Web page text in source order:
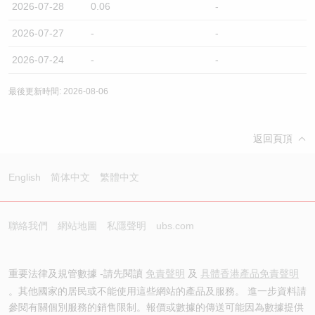
2026-07-28 0.06 -
2026-07-27 - -
2026-07-24 - -
最後更新時間: 2026-08-06
返回頁頂
English 简体中文 繁體中文
聯絡我們 網站地圖 私隱聲明 ubs.com
重要法律及規管數據 -請先閱讀 免責聲明 及 具體香港產品免責聲明
。其他國家的居民或不能使用這些網站的產品及服務。 進一步資料請
參閱有關個別服務的銷售限制。報價或數據的傳送可能因為數據提供